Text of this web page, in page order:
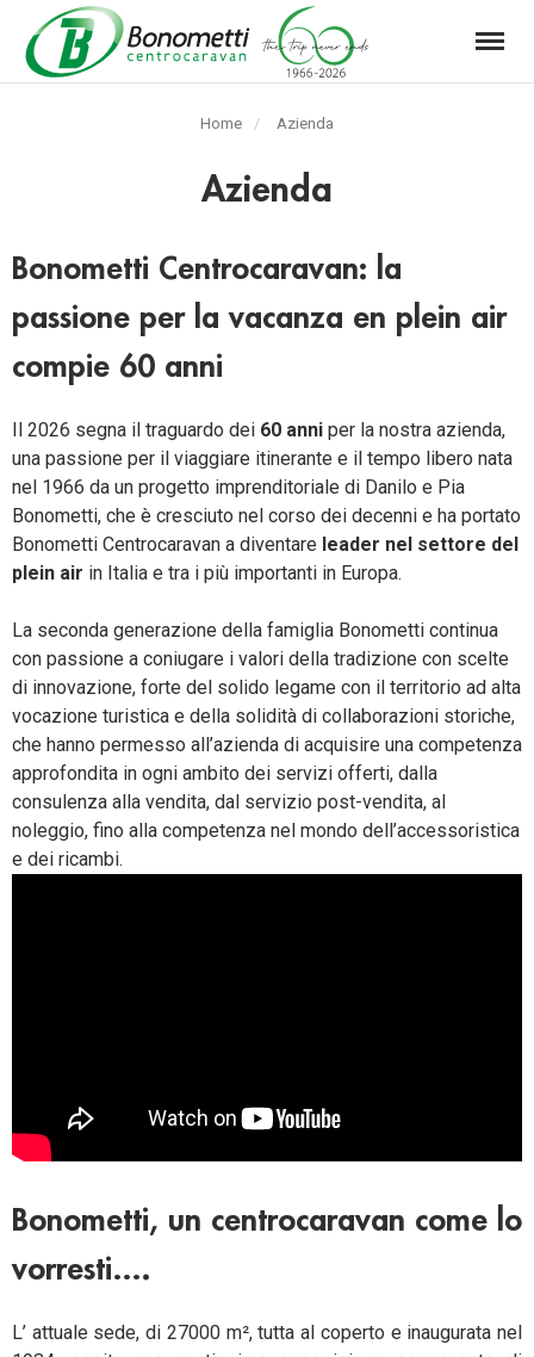
Automarket
Menu
Home Azienda
Azienda
Bonometti Centrocaravan: la
passione per la vacanza en plein air
compie 60 anni
Il 2026 segna il traguardo dei 60 anni per la nostra azienda,
una passione per il viaggiare itinerante e il tempo libero nata
nel 1966 da un progetto imprenditoriale di Danilo e Pia
Bonometti, che è cresciuto nel corso dei decenni e ha portato
Bonometti Centrocaravan a diventare leader nel settore del
plein air in Italia e tra i più importanti in Europa.
La seconda generazione della famiglia Bonometti continua
con passione a coniugare i valori della tradizione con scelte
di innovazione, forte del solido legame con il territorio ad alta
vocazione turistica e della solidità di collaborazioni storiche,
che hanno permesso all’azienda di acquisire una competenza
approfondita in ogni ambito dei servizi offerti, dalla
consulenza alla vendita, dal servizio post-vendita, al
noleggio, fino alla competenza nel mondo dell’accessoristica
e dei ricambi.
Bonometti, un centrocaravan come lo
vorresti….
L’ attuale sede, di 27000 m², tutta al coperto e inaugurata nel